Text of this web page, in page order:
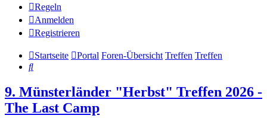
Regeln
Anmelden
Registrieren
Startseite Portal Foren-Übersicht Treffen Treffen
Suche
9. Münsterländer "Herbst" Treffen 2026 -
The Last Camp